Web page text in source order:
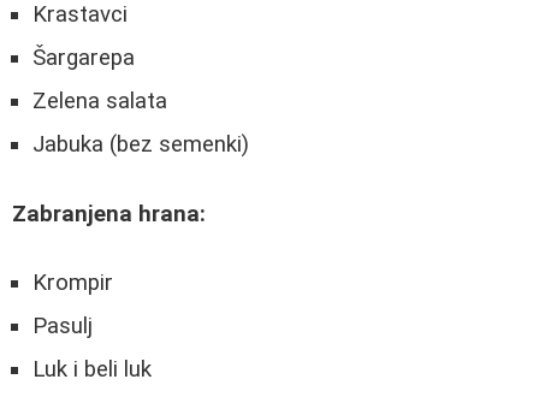
Krastavci
Šargarepa
Zelena salata
Jabuka (bez semenki)
Zabranjena hrana:
Krompir
Pasulj
Luk i beli luk